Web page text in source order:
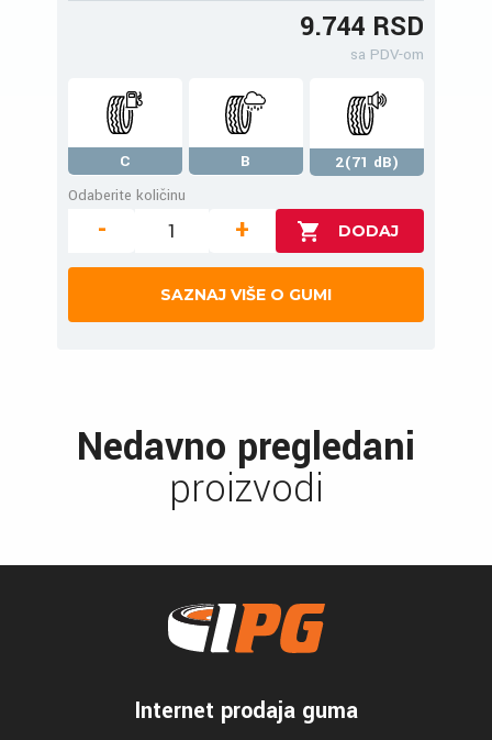
9.744 RSD
sa PDV-om
C B
2(71 dB)
Odaberite količinu
- +
SAZNAJ VIŠE O GUMI
Nedavno pregledani
proizvodi
Internet prodaja guma